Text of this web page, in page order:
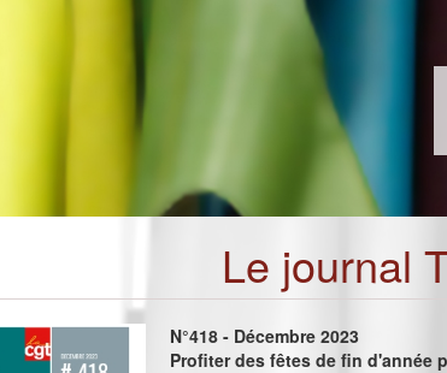
Le journal
N°418 - Décembre 2023
Profiter des fêtes de fin d'année